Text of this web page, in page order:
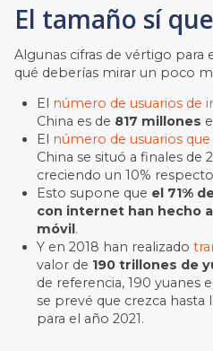
El tamaño sí
Algunas cifras de vértigo
qué deberías mirar un poco
El número de usuarios de
China es de 817 millones
El número de usuarios
China se situó a finales de
creciendo un 10% respecto
Esto supone que el 71%
con internet han hecho
móvil .
Y en 2018 han realizado
valor de 190 trillones de
de referencia, 190 yuanes
se prevé que crezca hasta
para el año 2021.